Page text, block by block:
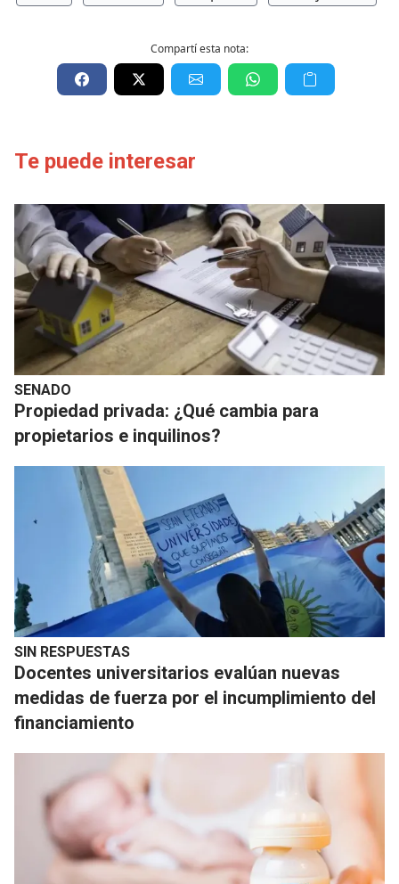
Compartí esta nota:
Te puede interesar
SENADO
Propiedad privada: ¿Qué cambia para
propietarios e inquilinos?
SIN RESPUESTAS
Docentes universitarios evalúan nuevas
medidas de fuerza por el incumplimiento del
financiamiento